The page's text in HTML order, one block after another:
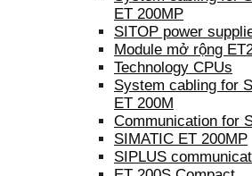
ET 200MP
SITOP power
Module mở rộng
Technology CPUs
System cabling for
ET 200M
Communication for
SIMATIC ET 200MP
SIPLUS